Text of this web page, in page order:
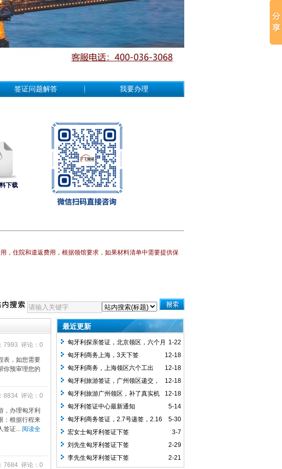
签证问题解答 我要办理
下载
，住院和遣返费用， 根据领馆要求，如果材料清单中需要提供保
7993 评论：0
表，如您需要
你预审理您的
8834 评论：0
，办理匈牙利
根据行程来
签证... 阅读全
7684 评论：0
最近更新
1-22
匈牙利探亲签证，北京领区，六个月
多次，1.9递交资料，1.12下签，
12-18
匈牙利商务上海，3天下签
12-18
匈牙利商务，上海领区六个工出
签，
12-18
匈牙利旅游签证，广州领区递交，
客人第二次办理匈牙利申根签证，任然要
求买了真实机票，下签单次1个月签证，
可停留15天
12-18
匈牙利旅游广州领区，补了真实机
票，2周下签，批单次签证
5-14
匈牙利签证中心最新通知
5-30
匈牙利商务签证，2.7号递签，2.16
号拿到的签证，北京使馆签发
3-7
宏女士匈牙利签证下签
2-29
刘先生匈牙利签证下签
2-21
李先生匈牙利签证下签